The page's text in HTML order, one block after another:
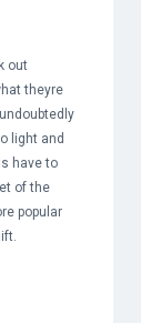
out
theyre
light and
have to
of the
popular